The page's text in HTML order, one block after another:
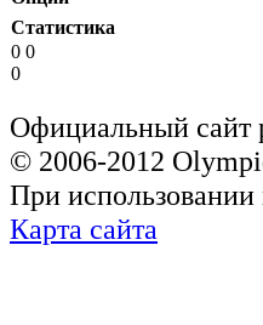
Статистика
0 0
0
Официальный сайт
© 2006-2012
При использовании
Карта сайта